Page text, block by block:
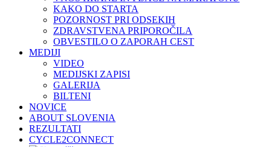
KAKO DO STARTA
POZORNOST PRI ODSEKIH
ZDRAVSTVENA PRIPOROČILA
OBVESTILO O ZAPORAH CEST
MEDIJI
VIDEO
MEDIJSKI ZAPISI
GALERIJA
BILTENI
NOVICE
ABOUT SLOVENIA
REZULTATI
CYCLE2CONNECT